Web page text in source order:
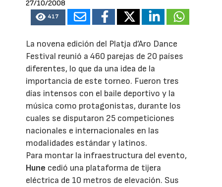
27/10/2008
417
La novena edición del Platja d’Aro Dance
Festival reunió a 460 parejas de 20 países
diferentes, lo que da una idea de la
importancia de este torneo. Fueron tres
días intensos con el baile deportivo y la
música como protagonistas, durante los
cuales se disputaron 25 competiciones
nacionales e internacionales en las
modalidades estándar y latinos.
Para montar la infraestructura del evento,
Hune cedió una plataforma de tijera
eléctrica de 10 metros de elevación. Sus